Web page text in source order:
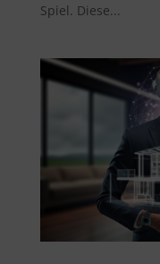
Spiel. Diese...